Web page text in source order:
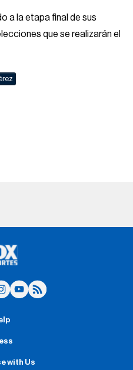
a la etapa final de sus
que se realizarán el
with Us